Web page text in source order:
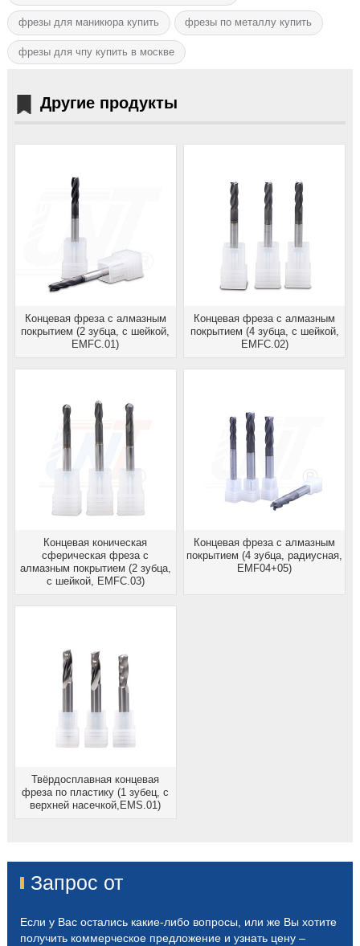
фрезы для маникюра купить фрезы по металлу купить
фрезы для чпу купить в москве
Другие продукты
Концевая фреза с алмазным
покрытием (2 зубца, с шейкой,
EMFC.01)
Концевая фреза с алмазным
покрытием (4 зубца, с шейкой,
EMFC.02)
Концевая коническая
сферическая фреза с
алмазным покрытием (2 зубца,
с шейкой, EMFC.03)
Концевая фреза с алмазным
покрытием (4 зубца, радиусная,
EMF04+05)
Твёрдосплавная концевая
фреза по пластику (1 зубец, с
верхней насечкой,EMS.01)
Запрос от
Если у Вас остались какие-либо вопросы, или же Вы хотите
получить коммерческое предложение и узнать цену –